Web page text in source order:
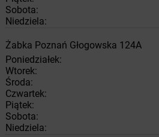
Sobota:
Niedziela:
Żabka Poznań Głogowska 124A
Poniedziałek:
Wtorek:
Środa:
Czwartek:
Piątek:
Sobota:
Niedziela: